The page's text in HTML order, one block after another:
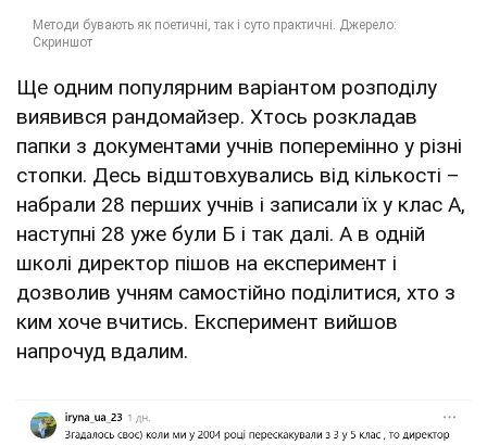
Ще одним популярним варіантом розподілу
виявився рандомайзер. Хтось розкладав
папки з документами учнів поперемінно у різні
стопки. Десь відштовхувались від кількості –
набрали 28 перших учнів і записали їх у клас А,
наступні 28 уже були Б і так далі. А в одній
школі директор пішов на експеримент і
дозволив учням самостійно поділитися, хто з
ким хоче вчитись. Експеримент вийшов
напрочуд вдалим.